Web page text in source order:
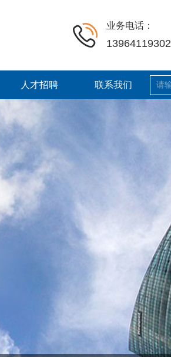
人才招聘 联系我们
业务电话：
13964119302